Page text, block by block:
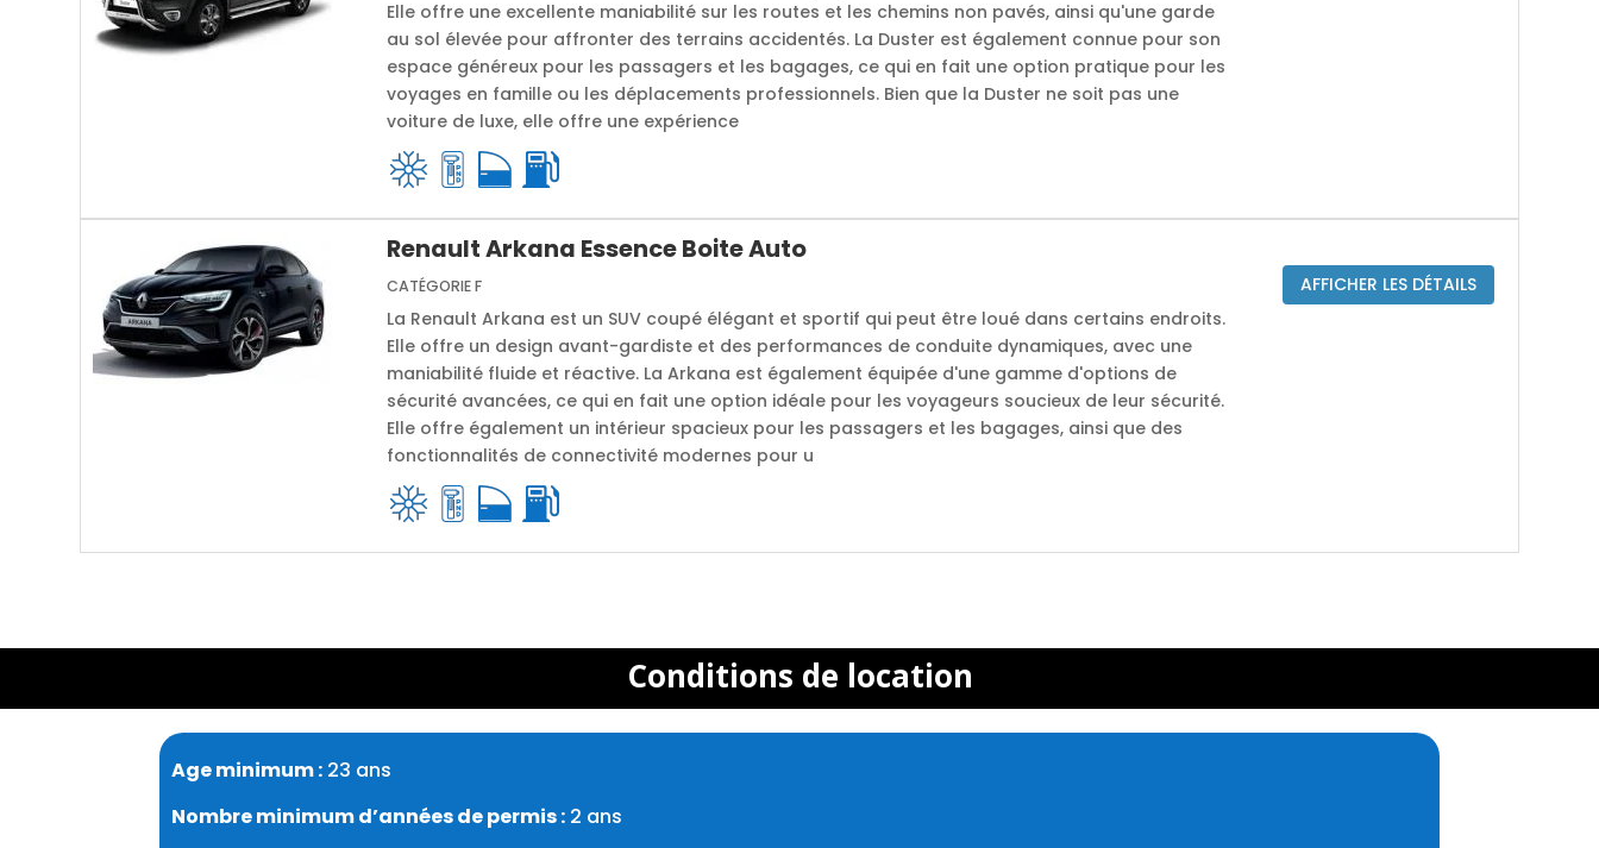
Elle offre une excellente maniabilité sur les routes et les chemins non pavés, ainsi qu'une garde
au sol élevée pour affronter des terrains accidentés. La Duster est également connue pour son
espace généreux pour les passagers et les bagages, ce qui en fait une option pratique pour les
voyages en famille ou les déplacements professionnels. Bien que la Duster ne soit pas une
voiture de luxe, elle offre une expérience
Renault Arkana Essence Boite Auto
CATÉGORIE F
La Renault Arkana est un SUV coupé élégant et sportif qui peut être loué dans certains endroits.
Elle offre un design avant-gardiste et des performances de conduite dynamiques, avec une
maniabilité fluide et réactive. La Arkana est également équipée d'une gamme d'options de
sécurité avancées, ce qui en fait une option idéale pour les voyageurs soucieux de leur sécurité.
Elle offre également un intérieur spacieux pour les passagers et les bagages, ainsi que des
fonctionnalités de connectivité modernes pour u
AFFICHER LES DÉTAILS
Conditions de location
Age minimum : 23 ans
Nombre minimum d’années de permis : 2 ans